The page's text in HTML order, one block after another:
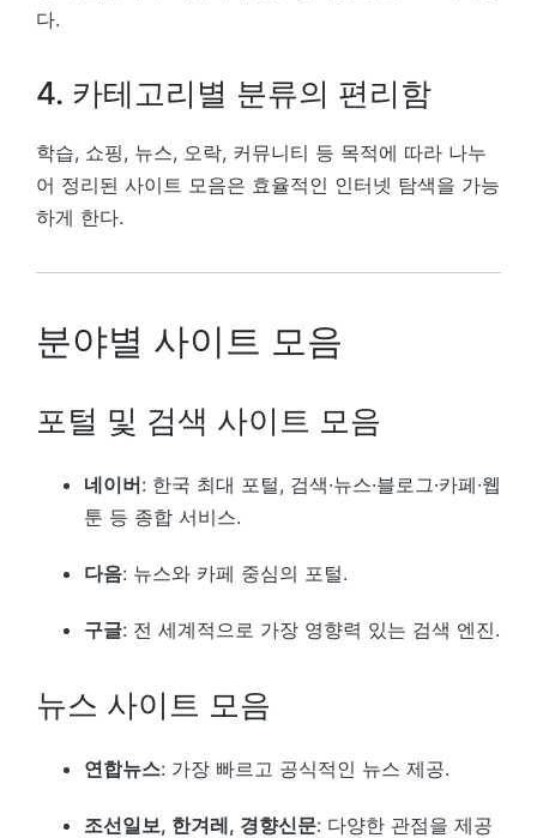
다.
4. 카테고리별 분류의 편리함
학습, 쇼핑, 뉴스, 오락, 커뮤니티 등 목적에 따라 나누
어 정리된 사이트 모음은 효율적인 인터넷 탐색을 가능
하게 한다.
분야별 사이트 모음
포털 및 검색 사이트 모음
네이버: 한국 최대 포털, 검색·뉴스·블로그·카페·웹
툰 등 종합 서비스.
다음: 뉴스와 카페 중심의 포털.
구글: 전 세계적으로 가장 영향력 있는 검색 엔진.
뉴스 사이트 모음
연합뉴스: 가장 빠르고 공식적인 뉴스 제공.
조선일보, 한겨레, 경향신문: 다양한 관점을 제공